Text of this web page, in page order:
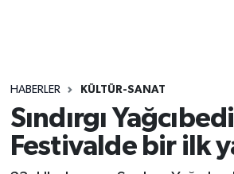
HABERLER KÜLTÜR-SANAT
Sındırgı
Festivalde bir ilk